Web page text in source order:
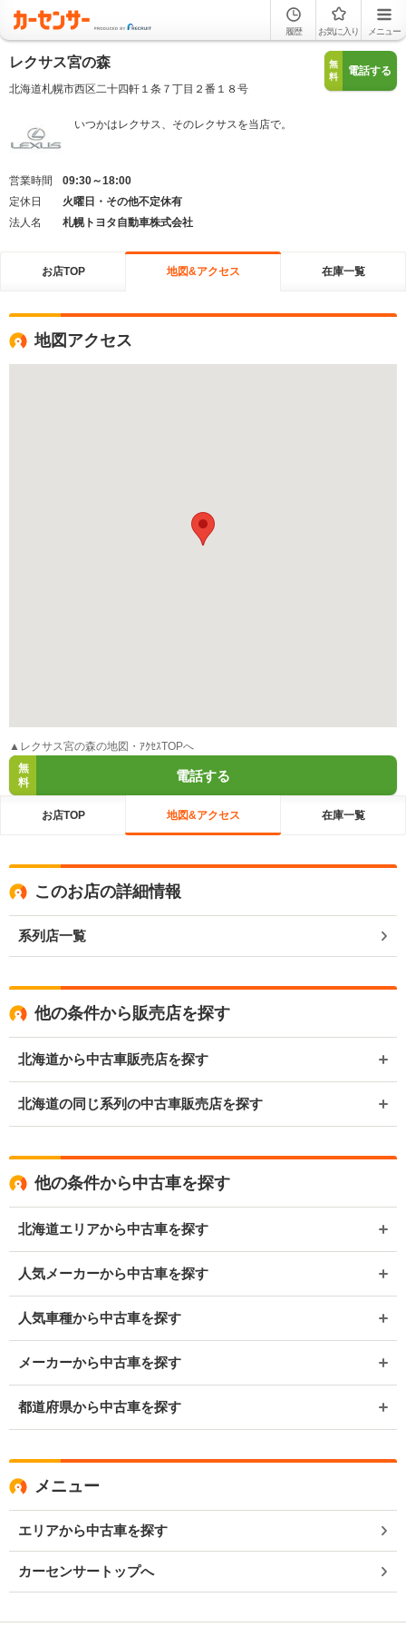
履歴 お気に入り メニュー
レクサス宮の森
北海道札幌市西区二十四軒１条７丁目２番１８号
無
料
電話する
いつかはレクサス、そのレクサスを当店で。
営業時間
09:30～18:00
定休日
火曜日・その他不定休有
法人名
札幌トヨタ自動車株式会社
お店TOP 地図&アクセス 在庫一覧
地図アクセス
▲レクサス宮の森の地図・ｱｸｾｽTOPへ
無
料
電話する
お店TOP 地図&アクセス 在庫一覧
このお店の詳細情報
系列店一覧
他の条件から販売店を探す
北海道から中古車販売店を探す
北海道の同じ系列の中古車販売店を探す
他の条件から中古車を探す
北海道エリアから中古車を探す
人気メーカーから中古車を探す
人気車種から中古車を探す
メーカーから中古車を探す
都道府県から中古車を探す
メニュー
エリアから中古車を探す
カーセンサートップへ